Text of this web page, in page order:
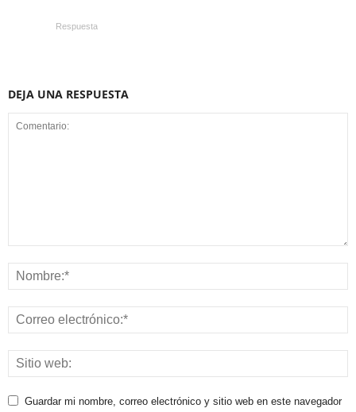
Respuesta
DEJA UNA RESPUESTA
Guardar mi nombre, correo electrónico y sitio web en este navegador